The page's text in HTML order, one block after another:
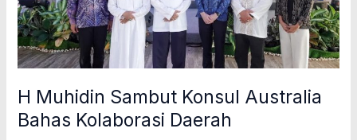
H Muhidin Sambut Konsul Australia
Bahas Kolaborasi Daerah
Daerah